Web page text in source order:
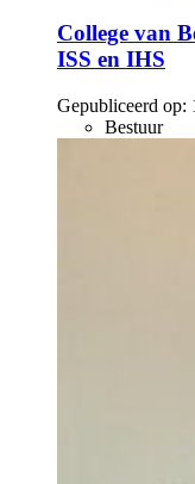
College van
ISS en IHS
Gepubliceerd op:
Bestuur